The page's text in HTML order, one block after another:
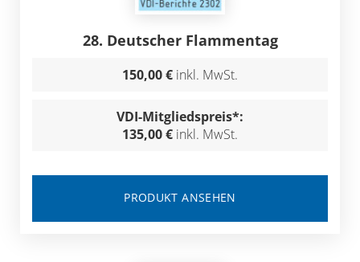
28. Deutscher Flammentag
150,00 € inkl. MwSt.
VDI-Mitgliedspreis*:
135,00 € inkl. MwSt.
PRODUKT ANSEHEN